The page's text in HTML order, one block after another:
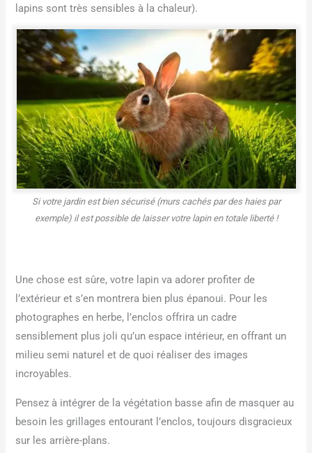
lapins sont très sensibles à la chaleur).
Si votre jardin est bien sécurisé (murs cachés par des haies par
exemple) il est possible de laisser votre lapin en totale liberté !
Une chose est sûre, votre lapin va adorer profiter de
l’extérieur et s’en montrera bien plus épanoui. Pour les
photographes en herbe, l’enclos offrira un cadre
sensiblement plus joli qu’un espace intérieur, en offrant un
milieu semi naturel et de quoi réaliser des images
incroyables.
Pensez à intégrer de la végétation basse afin de masquer au
besoin les grillages entourant l’enclos, toujours disgracieux
sur les arrière-plans.